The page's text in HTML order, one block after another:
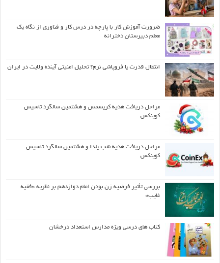
ضرورت آموزش کار با پارچه در درس کار و فناوری از نگاه یک
معلم دبیرستان دخترانه
انتقال قدرت یا فروپاشی نرم؟ تحلیل امنیتی آینده ولایت در ایران
مراحل دریافت هدیه کریسمس و هشتمین سالگرد تاسیس
کوینکس
مراحل دریافت هدیه شب یلدا و هشتمین سالگرد تاسیس
کوینکس
بررسی تأثیر فرضیه زن بودن امام دوازدهم بر نظریه «فقیه
غایب»
کتاب های درسی ویژه مدارس استعداد درخشان